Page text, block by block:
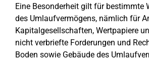
Eine Besonderheit gilt für bestimmte
des Umlaufvermögens, nämlich für
Kapitalgesellschaften, Wertpapiere
nicht verbriefte Forderungen und
Boden sowie Gebäude des